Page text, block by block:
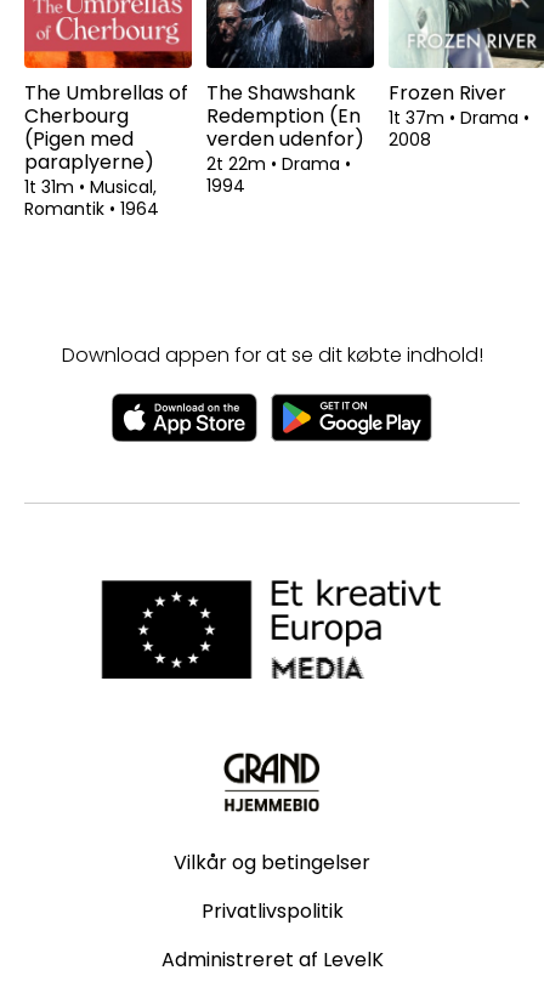
The Umbrellas of
Cherbourg
(Pigen med
paraplyerne)
1t 31m • Musical,
Romantik • 1964
The Shawshank
Redemption (En
verden udenfor)
2t 22m • Drama •
1994
Frozen River
1t 37m • Drama •
2008
Download appen for at se dit købte indhold!
Vilkår og betingelser
Privatlivspolitik
Administreret af LevelK